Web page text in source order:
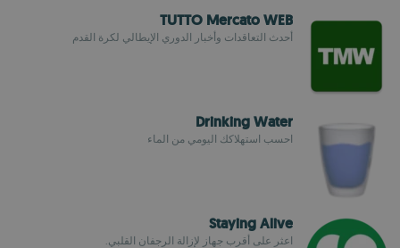
TUTTO Mercato WEB
أحدث التعاقدات وأخبار الدوري الإيطالي لكرة القدم
Drinking Water
احسب استهلاكك اليومي من الماء
Staying Alive
اعثر على أقرب جهاز لإزالة الرجفان القلبي.